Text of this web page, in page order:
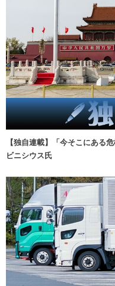
【独自連載】「今そこにある
ビニシウス氏